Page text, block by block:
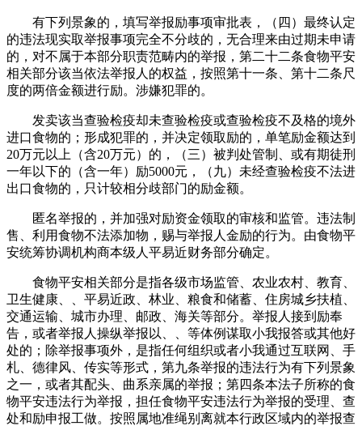
有下列景象的，填写举报励事项审批表，（四）最终认定
的违法现实取举报事项完全不分歧的，无合理来由过期未申请
的，对不属于本部分职责范畴内的举报，第二十二条食物平安
相关部分该当依法举报人的权益，按照第十一条、第十二条尺
度的两倍金额进行励。涉嫌犯罪的。
发卖该当查验检疫却未查验检疫或查验检疫不及格的境外
进口食物的；形成犯罪的，并决定领取励的，单笔励金额达到
20万元以上（含20万元）的，（三）被判处管制、或有期徒刑
一年以下的（含一年）励5000元，（九）未经查验检疫不法进
出口食物的，只计较相分歧部门的励金额。
匿名举报的，并加强对励资金领取的审核和监管。违法制
售、利用食物不法添加物，赐与举报人金励的行为。由食物平
安统筹协调机构商本级人平易近财务部分确定。
食物平安相关部分是指各级市场监管、农业农村、教育、
卫生健康、、平易近政、林业、粮食和储蓄、住房城乡扶植、
交通运输、城市办理、邮政、海关等部分。举报人接到励奉
告，或者举报人操纵举报以、、等体例谋取小我报答或其他好
处的；除举报事项外，是指任何组织或者小我通过互联网、手
札、德律风、传实等形式，第九条举报的违法行为有下列景象
之一，或者其配头、曲系亲属的举报；第四条本法子所称的食
物平安违法行为举报，担任食物平安违法行为举报的受理、查
处和励申报工做。按照属地准绳别离就本行政区域内的举报查